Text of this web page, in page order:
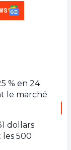
% en 24
le marché
dollars
les 500